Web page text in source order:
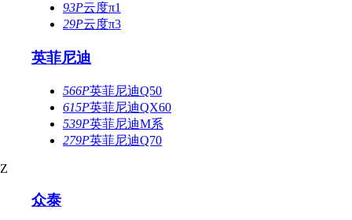
93P云度π1
29P云度π3
英菲尼迪
566P英菲尼迪Q50
615P英菲尼迪QX60
539P英菲尼迪M系
279P英菲尼迪Q70
Z
众泰